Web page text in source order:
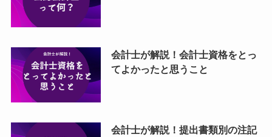
会計士が解説！会計士資格をとっ
てよかったと思うこと
会計士が解説！提出書類別の注記